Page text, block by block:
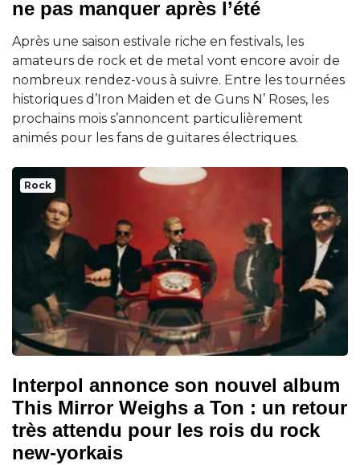
ne pas manquer après l’été
Après une saison estivale riche en festivals, les
amateurs de rock et de metal vont encore avoir de
nombreux rendez-vous à suivre. Entre les tournées
historiques d’Iron Maiden et de Guns N’ Roses, les
prochains mois s’annoncent particulièrement
animés pour les fans de guitares électriques.
Rock
Interpol annonce son nouvel album
This Mirror Weighs a Ton : un retour
très attendu pour les rois du rock
new-yorkais